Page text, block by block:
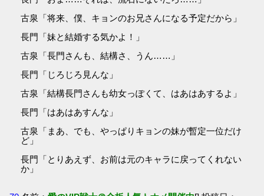
古泉「将来、僕、キョンのお兄さんになる予定だから」
長門「妹と結婚する気かよ！」
古泉「長門さんも、結構さ、うん……」
長門「じろじろ見んな」
古泉「結構長門さんも幼女っぽくて、はあはあするよ」
長門「はあはあすんな」
古泉「まあ、でも、やっぱりキョンの妹が暫定一位だけ
ど」
長門「とりあえず、お前は元のキャラに戻ってくれない
か」